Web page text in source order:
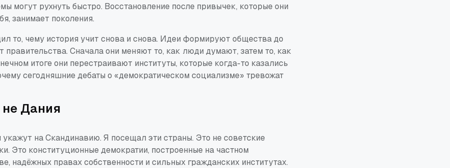
могут рухнуть быстро. Восстановление после привычек, которые они
занимает поколения.
то, чему история учит снова и снова. Идеи формируют общества до
правительства. Сначала они меняют то, как люди думают, затем то, как
итоге они перестраивают институты, которые когда-то казались
сегодняшние дебаты о «демократическом социализме» тревожат
Дания
укажут на Скандинавию. Я посещал эти страны. Это не советские
Это конституционные демократии, построенные на частном
надёжных правах собственности и сильных гражданских институтах.